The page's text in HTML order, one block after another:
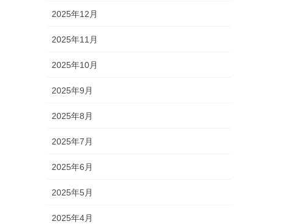
2025年12月
2025年11月
2025年10月
2025年9月
2025年8月
2025年7月
2025年6月
2025年5月
2025年4月